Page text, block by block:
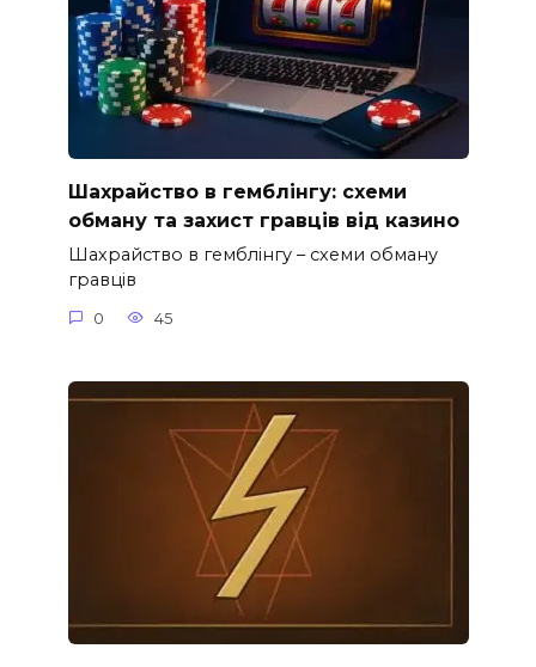
Шахрайство в гемблінгу: схеми
обману та захист гравців від казино
Шахрайство в гемблінгу – схеми обману
гравців
0 45